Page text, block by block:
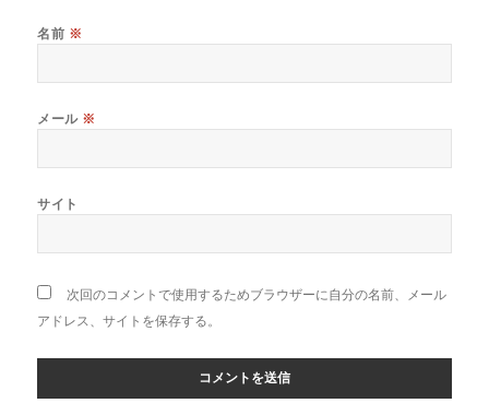
名前 ※
メール ※
サイト
次回のコメントで使用するためブラウザーに自分の名前、メール
アドレス、サイトを保存する。